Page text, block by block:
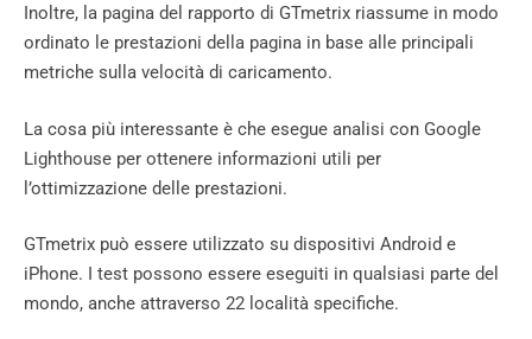
Inoltre, la pagina del rapporto di GTmetrix riassume in modo
ordinato le prestazioni della pagina in base alle principali
metriche sulla velocità di caricamento.
La cosa più interessante è che esegue analisi con Google
Lighthouse per ottenere informazioni utili per
l’ottimizzazione delle prestazioni.
GTmetrix può essere utilizzato su dispositivi Android e
iPhone. I test possono essere eseguiti in qualsiasi parte del
mondo, anche attraverso 22 località specifiche.